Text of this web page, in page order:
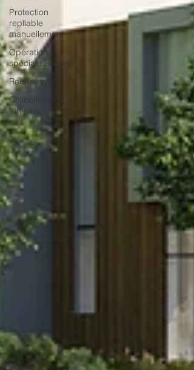
Protection
repliable
manuellement
Opération
spéciale Socotex
Recrutement
Collectivités &
tertiaire